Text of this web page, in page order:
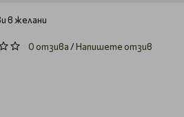
в желани
0 отзива/Напишете отзив